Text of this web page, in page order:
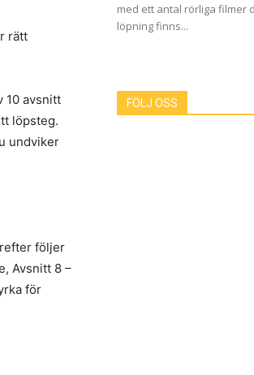
rätt
10 avsnitt
löpsteg.
undviker
följer
Avsnitt 8 –
för
med ett antal rörliga filmer
löpning finns...
FÖLJ OSS